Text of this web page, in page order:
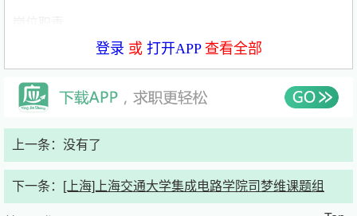
物加工
基金和人才支持计划。
登录 或 打开APP查看全部
上一条：没有了
下一条： [上海]上海交通大学集成电路学院司梦维课题组